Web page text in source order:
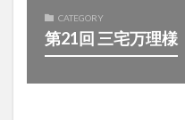
CATEGORY
第21回 三宅万理様